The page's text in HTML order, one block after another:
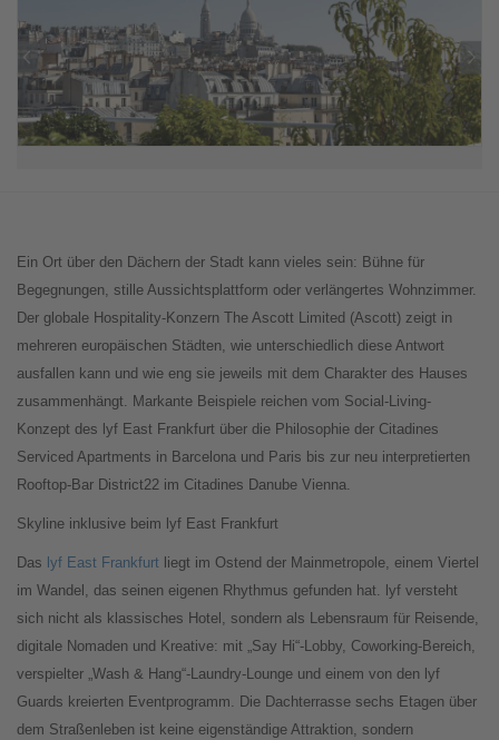
Ein Ort über den Dächern der Stadt kann vieles sein: Bühne für
Begegnungen, stille Aussichtsplattform oder verlängertes Wohnzimmer.
Der globale Hospitality-Konzern The Ascott Limited (Ascott) zeigt in
mehreren europäischen Städten, wie unterschiedlich diese Antwort
ausfallen kann und wie eng sie jeweils mit dem Charakter des Hauses
zusammenhängt. Markante Beispiele reichen vom Social-Living-
Konzept des lyf East Frankfurt über die Philosophie der Citadines
Serviced Apartments in Barcelona und Paris bis zur neu interpretierten
Rooftop-Bar District22 im Citadines Danube Vienna.
Skyline inklusive beim lyf East Frankfurt
Das lyf East Frankfurt liegt im Ostend der Mainmetropole, einem Viertel
im Wandel, das seinen eigenen Rhythmus gefunden hat. lyf versteht
sich nicht als klassisches Hotel, sondern als Lebensraum für Reisende,
digitale Nomaden und Kreative: mit „Say Hi“-Lobby, Coworking-Bereich,
verspielter „Wash & Hang“-Laundry-Lounge und einem von den lyf
Guards kreierten Eventprogramm. Die Dachterrasse sechs Etagen über
dem Straßenleben ist keine eigenständige Attraktion, sondern